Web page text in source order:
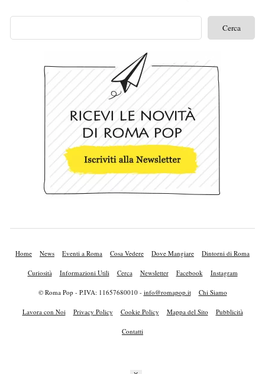
Home News Eventi a Roma Cosa Vedere Dove Mangiare Dintorni di Roma
Curiosità Informazioni Utili Cerca Newsletter Facebook Instagram
© Roma Pop - P.IVA: 11657680010 - info@romapop.it Chi Siamo
Lavora con Noi Privacy Policy Cookie Policy Mappa del Sito Pubblicità
Contatti